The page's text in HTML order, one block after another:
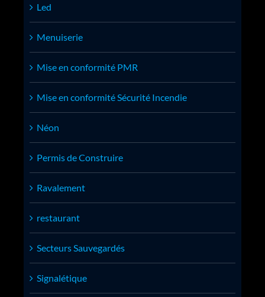
Led
Menuiserie
Mise en conformité PMR
Mise en conformité Sécurité Incendie
Néon
Permis de Construire
Ravalement
restaurant
Secteurs Sauvegardés
Signalétique